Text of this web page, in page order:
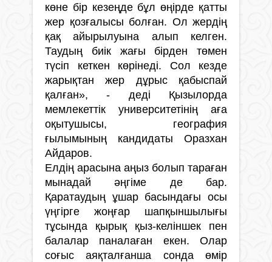
көне бір кезеңде бұл өңірде қатты
жер қозғалысы болған. Ол жердің
қақ айырылуына алып келген.
Таудың биік жағы бірден төмен
түсіп кеткен көрінеді. Сол кезде
жарықтан жер дұрыс қабыспай
қалған», - деді Қызылорда
мемлекеттік университетінің аға
оқытушысы, география
ғылымының кандидаты Оразхан
Айдаров.
Елдің арасына аңыз болып тараған
мынадай әңгіме де бар.
Қаратаудың ұшар басындағы осы
үңгірге жоңғар шапқыншылығы
тұсында қырық қыз-келіншек пен
балалар паналаған екен. Олар
соғыс аяқталғанша сонда өмір